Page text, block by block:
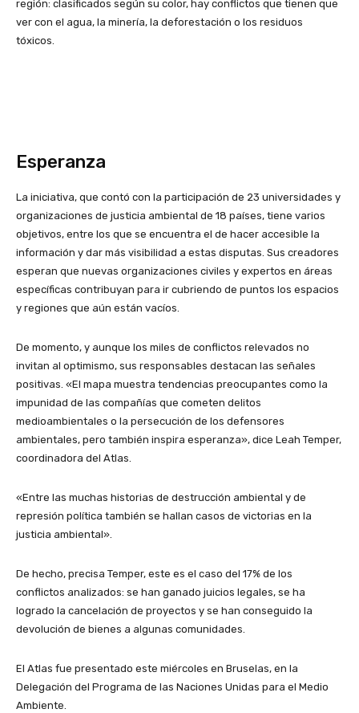
región: clasificados según su color, hay conflictos que tienen que
ver con el agua, la minería, la deforestación o los residuos
tóxicos.
Esperanza
La iniciativa, que contó con la participación de 23 universidades y
organizaciones de justicia ambiental de 18 países, tiene varios
objetivos, entre los que se encuentra el de hacer accesible la
información y dar más visibilidad a estas disputas. Sus creadores
esperan que nuevas organizaciones civiles y expertos en áreas
específicas contribuyan para ir cubriendo de puntos los espacios
y regiones que aún están vacíos.
De momento, y aunque los miles de conflictos relevados no
invitan al optimismo, sus responsables destacan las señales
positivas. «El mapa muestra tendencias preocupantes como la
impunidad de las compañías que cometen delitos
medioambientales o la persecución de los defensores
ambientales, pero también inspira esperanza», dice Leah Temper,
coordinadora del Atlas.
«Entre las muchas historias de destrucción ambiental y de
represión política también se hallan casos de victorias en la
justicia ambiental».
De hecho, precisa Temper, este es el caso del 17% de los
conflictos analizados: se han ganado juicios legales, se ha
logrado la cancelación de proyectos y se han conseguido la
devolución de bienes a algunas comunidades.
El Atlas fue presentado este miércoles en Bruselas, en la
Delegación del Programa de las Naciones Unidas para el Medio
Ambiente.